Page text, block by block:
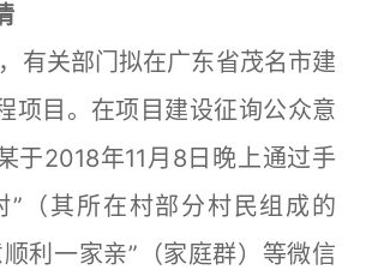
关部门拟在广东省茂名市建
项目。在项目建设征询公众意
于2018年11月8日晚上通过手
”（其所在村部分村民组成的
利一家亲”（家庭群）等微信